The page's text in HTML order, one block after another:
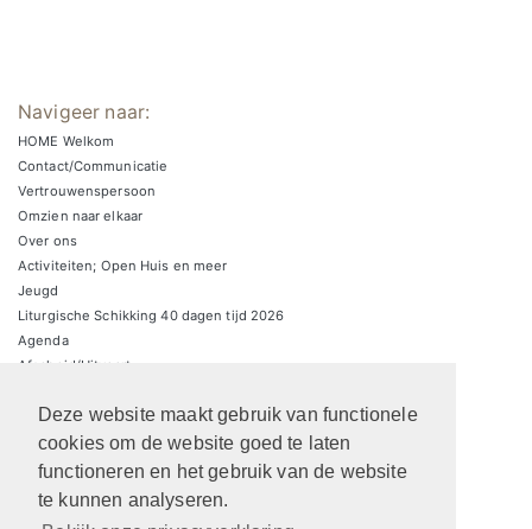
Deze website maakt gebruik van functionele
cookies om de website goed te laten
functioneren en het gebruik van de website
te kunnen analyseren.
Navigeer naar:
HOME Welkom
Contact/Communicatie
Vertrouwenspersoon
Omzien naar elkaar
Over ons
Activiteiten; Open Huis en meer
Jeugd
Liturgische Schikking 40 dagen tijd 2026
Agenda
Afscheid/Uitvaart
Zaalverhuur/parkeren
ARCHIEF Liturgische schikkingen